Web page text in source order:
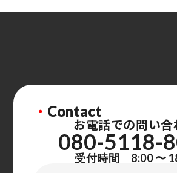
・ Contact
お電話での問い合
080-5118-
受付時間 8:00 〜